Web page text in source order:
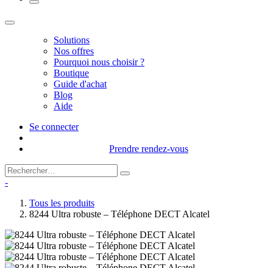
Solutions
Nos offres
Pourquoi nous choisir ?
Boutique
Guide d'achat
Blog
Aide
Se connecter
Prendre rendez-vous
-
Tous les produits
8244 Ultra robuste – Téléphone DECT Alcatel